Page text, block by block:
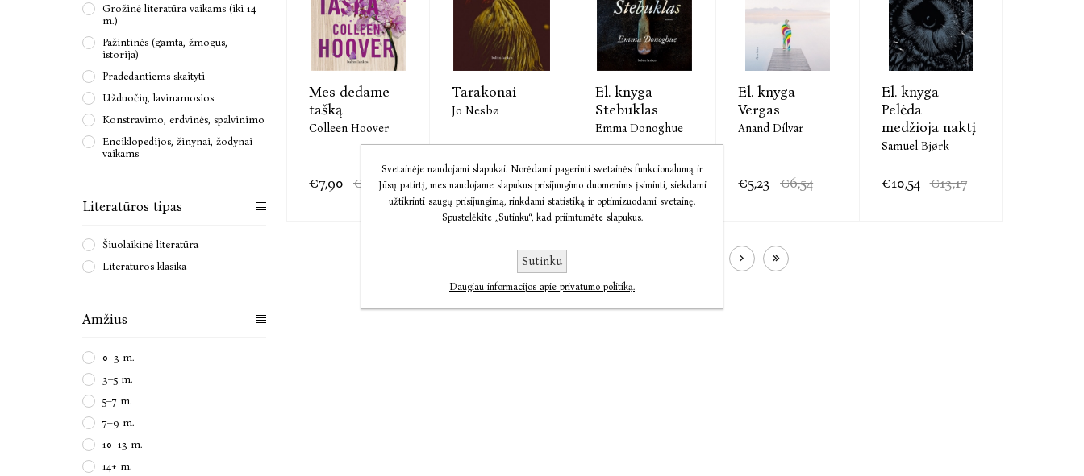
Mes dedame
tašką
Colleen Hoover
€7,90 €9,63
Tarakonai
Jo Nesbø
€8,20 €10,00
El. knyga
Stebuklas
Emma Donoghue
€6,00 €7,50
El. knyga
Vergas
Anand Dílvar
€5,23 €6,54
El. knyga
Pelėda
medžioja naktį
Samuel Bjørk
€10,54 €13,17
Grožinė literatūra vaikams (iki 14
m.)
Pažintinės (gamta, žmogus,
istorija)
Pradedantiems skaityti
Užduočių, lavinamosios
Konstravimo, erdvinės, spalvinimo
Enciklopedijos, žinynai, žodynai
vaikams
Literatūros tipas
Šiuolaikinė literatūra
Literatūros klasika
Amžius
0–3 m.
3–5 m.
5–7 m.
7–9 m.
10–13 m.
14+ m.
Svetainėje naudojami slapukai. Norėdami pagerinti svetainės funkcionalumą ir
Jūsų patirtį, mes naudojame slapukus prisijungimo duomenims įsiminti, siekdami
užtikrinti saugų prisijungimą, rinkdami statistiką ir optimizuodami svetainę.
Spustelėkite „Sutinku“, kad priimtumėte slapukus.
Sutinku
Daugiau informacijos apie privatumo politiką.